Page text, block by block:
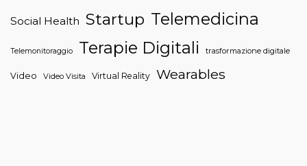
Social Health Startup Telemedicina
Telemonitoraggio Terapie Digitali trasformazione digitale
Video Video Visita Virtual Reality Wearables